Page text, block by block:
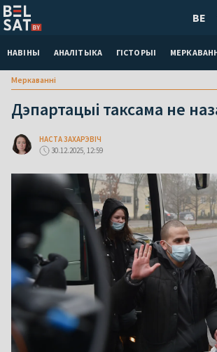
НАВІНЫ АНАЛІТЫКА ГІСТОРЫІ
BE
Меркаваннi
Дэпартацыі таксама не
НАСТА ЗАХАРЭВІЧ
30.12.2025, 12:59